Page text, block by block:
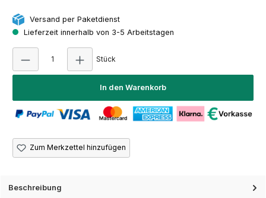
Versand per Paketdienst
Lieferzeit innerhalb von 3-5 Arbeitstagen
Stück
In den Warenkorb
Zum Merkzettel hinzufügen
Beschreibung